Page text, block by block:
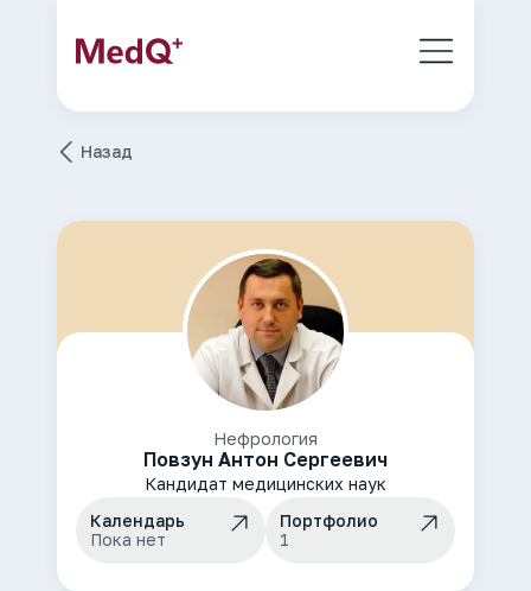
Назад
Нефрология
Повзун Антон Сергеевич
Кандидат медицинских наук
Календарь
Пока нет
Портфолио
1